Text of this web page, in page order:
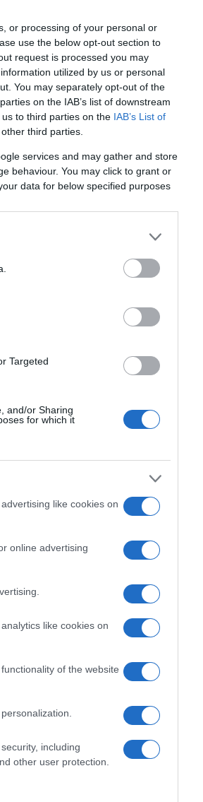
or processing of your personal or
use the below opt-out section to
request is processed you may
utilized by us or personal
You may separately opt-out of the
on the IAB’s list of downstream
to third parties on the IAB’s List of
third parties.
services and may gather and store
behaviour. You may click to grant or
data for below specified purposes
Targeted
and/or Sharing
for which it
like cookies on
online advertising
like cookies on
of the website
including
other user protection.
Οι
το